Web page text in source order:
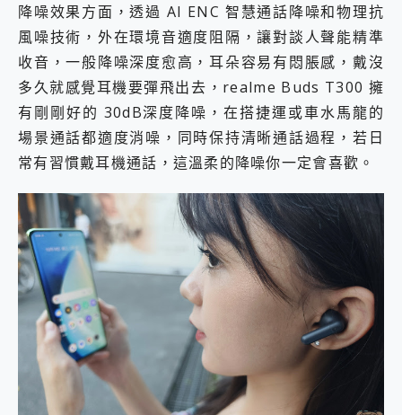
降噪效果方面，透過 AI ENC 智慧通話降噪和物理抗
風噪技術，外在環境音適度阻隔，讓對談人聲能精準
收音，一般降噪深度愈高，耳朵容易有悶脹感，戴沒
多久就感覺耳機要彈飛出去，realme Buds T300 擁
有剛剛好的 30dB深度降噪，在搭捷運或車水馬龍的
場景通話都適度消噪，同時保持清晰通話過程，若日
常有習慣戴耳機通話，這溫柔的降噪你一定會喜歡。